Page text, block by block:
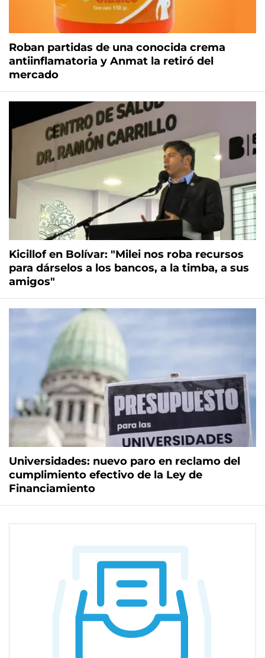
Roban partidas de una conocida crema
antiinflamatoria y Anmat la retiró del
mercado
Kicillof en Bolívar: "Milei nos roba recursos
para dárselos a los bancos, a la timba, a sus
amigos"
Universidades: nuevo paro en reclamo del
cumplimiento efectivo de la Ley de
Financiamiento